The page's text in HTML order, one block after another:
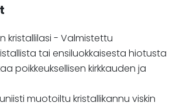
kristallilasi - Valmistettu
tai ensiluokkaisesta hiotusta
poikkeuksellisen kirkkauden ja
muotoiltu kristallikannu viskin